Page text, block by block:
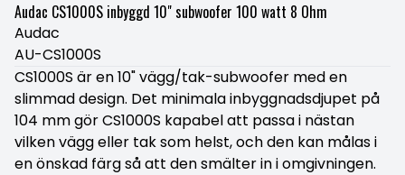
Audac CS1000S inbyggd 10" subwoofer 100 watt 8 Ohm
Audac
AU-CS1000S
CS1000S är en 10" vägg/tak-subwoofer med en
slimmad design. Det minimala inbyggnadsdjupet på
104 mm gör CS1000S kapabel att passa i nästan
vilken vägg eller tak som helst, och den kan målas i
en önskad färg så att den smälter in i omgivningen.